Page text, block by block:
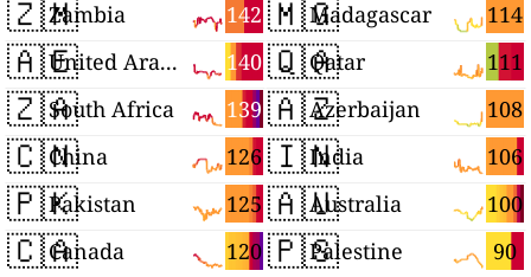
🇿🇲 142
Zambia
🇦🇪 140
United Arab Emirates
🇿🇦 139
South Africa
🇨🇳 126
China
🇵🇰 125
Pakistan
🇨🇦 120
Canada
🇲🇬 114
Madagascar
🇶🇦 111
Qatar
🇦🇿 108
Azerbaijan
🇮🇳 106
India
🇦🇺 100
Australia
🇵🇸 90
Palestine